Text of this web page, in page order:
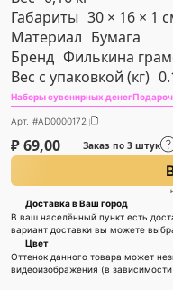
Габариты 30 × 16 × 1
Материал Бумага
Бренд Филькина
Вес с упаковкой (кг)
Наборы сувенирных денег
Арт. #AD0000172
₽69,00 Заказ по 3 штук
Доставка в Ваш город
В ваш населённый пункт есть
вариант доставки вы можете
Цвет
Оттенок данного товара может
видеоизображения (в